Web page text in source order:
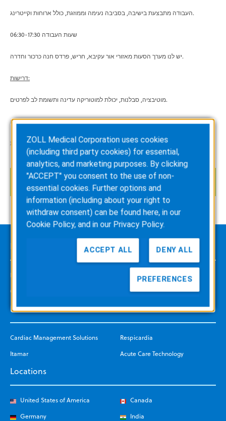
העבודה מתבצעת בישיבה, בסביבה נעימה וממוזגת, כולל ארוחות וקייטרינג.
שעות העבודה 06:30-17:30
יש לנו מערך הסעות מאזורי אור עקיבא, חריש, פרדס חנה כרכור וחדרה.
דרישות:
מוטיבציה, סבלנות, יכולת למוטוריקה עדינה ותשומת לב לפרטים.
ניסיון קודם בתחום ההרכבות העדינות - יתרון, אך ניתן ללמוד את התפקיד גם אצלנו.
מוכר גם לעבודה מועדפת.
APPLY NOW
Life at ZOLL
Being Here
Grow with Us
Benefits
Community
Divisions
Cardiac Management Solutions
Itamar
Respicardia
Acute Care Technology
Locations
United States of America
Germany
Canada
India
ZOLL Medical Corporation uses cookies
(including third party cookies) for essential,
analytics, and marketing purposes. By clicking
"ACCEPT" you consent to the use of non-
essential cookies. Further options and
information (including about your right to
withdraw consent) can be found here, in our
Cookie Policy, and in our Privacy Policy.
ACCEPT ALL DENY ALL
PREFERENCES